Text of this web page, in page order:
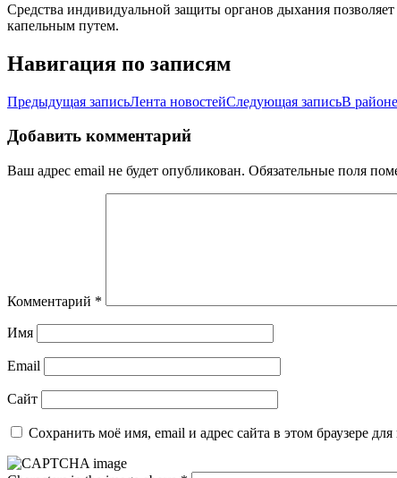
Средства индивидуальной защиты органов дыхания
капельным путем.
Навигация по записям
Предыдущая записьЛента новостейСледующая записьВ
Добавить комментарий
Ваш адрес email не будет опубликован. Обязательные поля
Комментарий *
Имя
Email
Сайт
Сохранить моё имя, email и адрес сайта в этом браузере